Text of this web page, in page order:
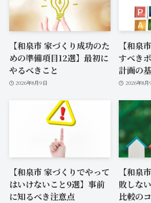
【和泉市 家づくり成功のた
めの準備項目12選】最初に
やるべきこと
2026年8月9日
【和泉
すべき
計画の
2026年8月
【和泉市 家づくりでやって
はいけないこと9選】事前
に知るべき注意点
【和泉
敗しな
比較の